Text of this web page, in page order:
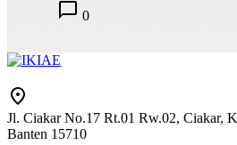
0
Jl. Ciakar No.17 Rt.01 Rw.02, Ciakar,
Banten 15710